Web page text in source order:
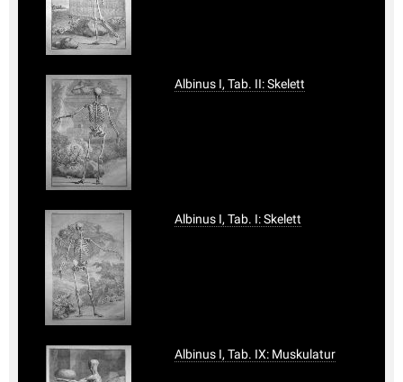
Albinus I, Tab. II: Skelett
Albinus I, Tab. I: Skelett
Albinus I, Tab. IX: Muskulatur